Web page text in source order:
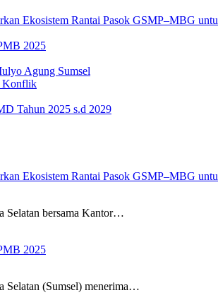
Ekosistem Rantai Pasok GSMP–MBG
2025
Agung Sumsel
Konflik
Tahun 2025 s.d 2029
Ekosistem Rantai Pasok GSMP–MBG
Selatan bersama Kantor…
2025
Selatan (Sumsel) menerima…